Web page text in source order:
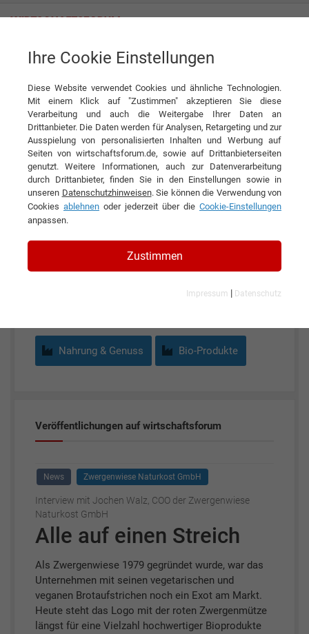
Zwergenwiese Naturkost GmbH
KONTAKT
Zwergenwiese Naturkost GmbH
Nahrung & Genuss Bio-Produkte
Veröffentlichungen auf wirtschaftsforum
News Zwergenwiese Naturkost GmbH
Interview mit Jochen Walz, COO der Zwergenwiese
Naturkost GmbH
Alle auf einen Streich
Als Zwergenwiese 1979 gegründet wurde, war das
Unternehmen mit seinen vegetarischen und
veganen Brotaufstrichen noch ein Exot am Markt.
Heute steht das Logo mit der roten Zwergenmütze
längst für eine Vielzahl hochwertiger Bioprodukte
Ihre Cookie Einstellungen
Diese Website verwendet Cookies und ähnliche Technologien.
Mit einem Klick auf "Zustimmen" akzeptieren Sie diese
Verarbeitung und auch die Weitergabe Ihrer Daten an
Drittanbieter. Die Daten werden für Analysen, Retargeting und zur
Ausspielung von personalisierten Inhalten und Werbung auf
Seiten von wirtschaftsforum.de, sowie auf Drittanbieterseiten
genutzt. Weitere Informationen, auch zur Datenverarbeitung
durch Drittanbieter, finden Sie in den Einstellungen sowie in
unseren Datenschutzhinweisen. Sie können die Verwendung von
Cookies ablehnen oder jederzeit über die Cookie-Einstellungen
anpassen.
Zustimmen
Impressum | Datenschutz